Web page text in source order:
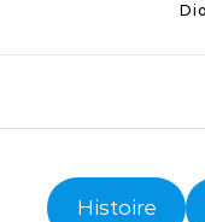
Histoire